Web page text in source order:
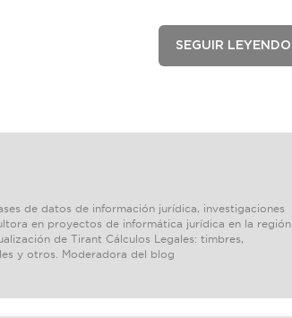
SEGUIR LEYENDO
de datos de información jurídica, investigaciones
en proyectos de informática jurídica en la región
de Tirant Cálculos Legales: timbres,
y otros. Moderadora del blog